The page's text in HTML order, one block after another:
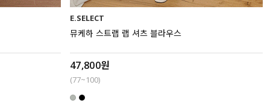
E.SELECT
뮤케하 스트랩 랩 셔츠 블라우스
47,800원
(77~100)